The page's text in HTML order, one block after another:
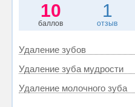
10
баллов
1
отзыв
Удаление зубов
Удаление зуба мудрости
Удаление молочного зуба